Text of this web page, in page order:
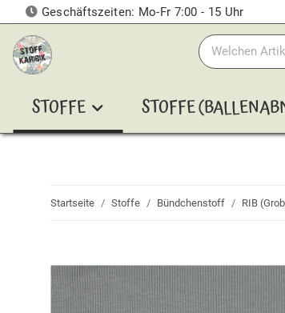
Geschäftszeiten: Mo-Fr 7:00 - 15 Uhr
STOFFE STOFFE
Startseite Stoffe Bündchenstoff RIB